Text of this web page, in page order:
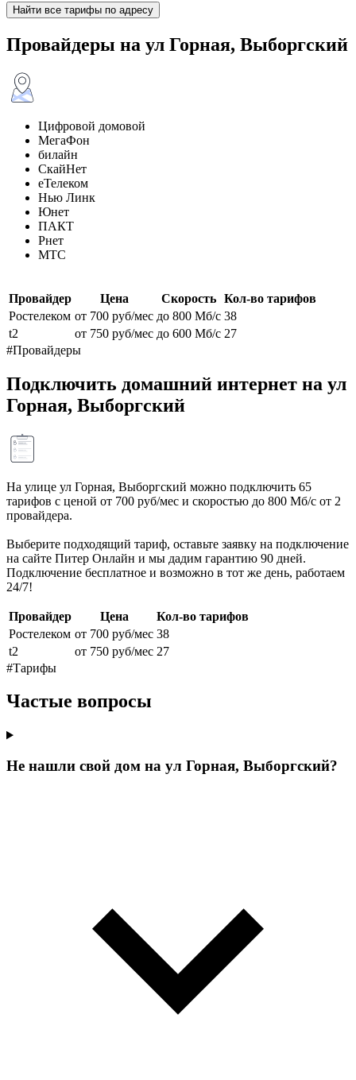
Найти все тарифы по адресу
Провайдеры на ул Горная, Выборгский
Цифровой домовой
МегаФон
билайн
СкайНет
еТелеком
Нью Линк
Юнет
ПАКТ
Рнет
МТС
Провайдер Цена Скорость Кол-во тарифов
Ростелеком от 700 руб/мес до 800 Мб/с 38
t2
от 750 руб/мес до 600 Мб/с 27
#Провайдеры
Подключить домашний интернет на ул
Горная, Выборгский
На улице ул Горная, Выборгский можно подключить 65
тарифов с ценой от 700 руб/мес и скоростью до 800 Мб/с от 2
провайдера.
Выберите подходящий тариф, оставьте заявку на подключение
на сайте Питер Онлайн и мы дадим гарантию 90 дней.
Подключение бесплатное и возможно в тот же день, работаем
24/7!
Провайдер Цена
Кол-во тарифов
Ростелеком от 700 руб/мес 38
t2
от 750 руб/мес 27
#Тарифы
Частые вопросы
Не нашли свой дом на ул Горная, Выборгский?